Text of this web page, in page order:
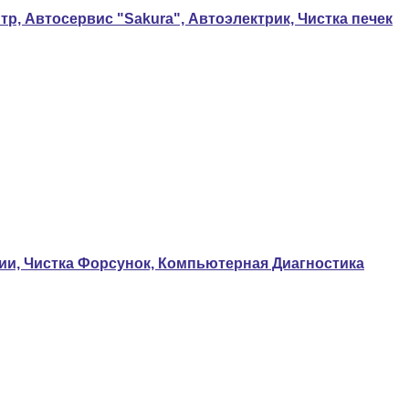
Автосервис "Sakura", Автоэлектрик, Чистка печек
Чистка Форсунок, Компьютерная Диагностика